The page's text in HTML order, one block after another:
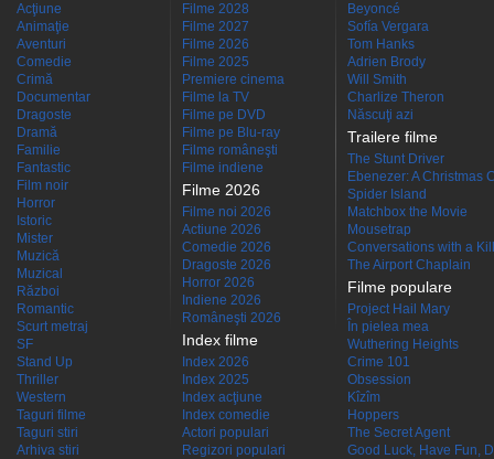
Acţiune
Animaţie
Aventuri
Comedie
Crimă
Documentar
Dragoste
Dramă
Familie
Fantastic
Film noir
Horror
Istoric
Mister
Muzică
Muzical
Război
Romantic
Scurt metraj
SF
Stand Up
Thriller
Western
Taguri filme
Taguri stiri
Arhiva stiri
Filme 2028
Filme 2027
Filme 2026
Filme 2025
Premiere cinema
Filme la TV
Filme pe DVD
Filme pe Blu-ray
Filme româneşti
Filme indiene
Filme 2026
Filme noi 2026
Actiune 2026
Comedie 2026
Dragoste 2026
Horror 2026
Indiene 2026
Româneşti 2026
Index filme
Index 2026
Index 2025
Index acţiune
Index comedie
Actori populari
Regizori populari
Beyoncé
Sofía Vergara
Tom Hanks
Adrien Brody
Will Smith
Charlize Theron
Născuţi azi
Trailere filme
The Stunt Driver
Ebenezer: A Christmas
Spider Island
Matchbox the Movie
Mousetrap
Conversations with a
The Airport Chaplain
Filme populare
Project Hail Mary
În pielea mea
Wuthering Heights
Crime 101
Obsession
Kîzîm
Hoppers
The Secret Agent
Good Luck, Have Fun,